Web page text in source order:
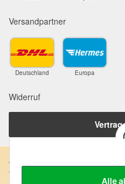
Alle
Versandpartner
Deutschland Europa
Widerruf
Anschrift: